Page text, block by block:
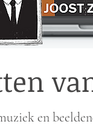
en